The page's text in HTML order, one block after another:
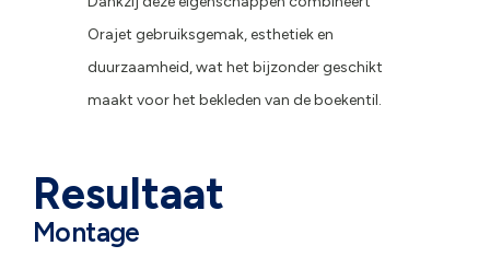
Orajet gebruiksgemak, esthetiek en
duurzaamheid, wat het bijzonder geschikt
maakt voor het bekleden van de boekentil.
Resultaat
Montage